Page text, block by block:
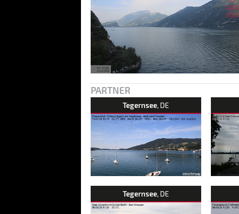
PARTNER
Tegernsee, DE
Tegernsee, DE